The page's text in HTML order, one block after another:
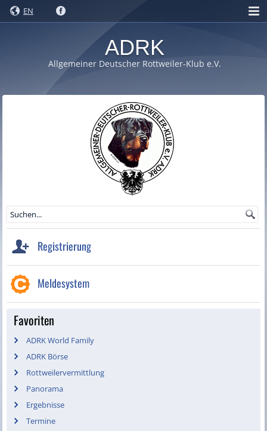
EN
ADRK
Allgemeiner Deutscher Rottweiler-Klub e.V.
Registrierung
Meldesystem
Favoriten
ADRK World Family
ADRK Börse
Rottweilervermittlung
Panorama
Ergebnisse
Termine